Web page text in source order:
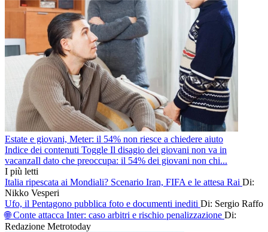
Estate e giovani, Meter: il 54% non riesce a chiedere aiuto
Indice dei contenuti Toggle Il disagio dei giovani non va in
vacanzaIl dato che preoccupa: il 54% dei giovani non chi...
I più letti
Italia ripescata ai Mondiali? Scenario Iran, FIFA e le attesa Rai Di:
Nikko Vesperi
Ufo, il Pentagono pubblica foto e documenti inediti Di: Sergio Raffo
🌐 Conte attacca Inter: caso arbitri e rischio penalizzazione Di:
Redazione Metrotoday